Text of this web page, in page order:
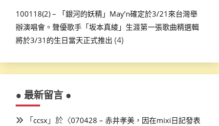
100118(2) – 「銀河的妖精」May’n確定於3/21來台灣舉
辦演唱會。聲優歌手「坂本真綾」生涯第一張歌曲精選輯
將於3/31的生日當天正式推出 (4)
● 最新留言 ●
「ccsx 」於〈070428 – 赤井孝美，因在mixi日記發表